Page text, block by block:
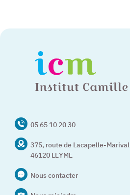
05 65 10 20 30
375, route de Lacapelle-Marival
46120 LEYME
Nous contacter